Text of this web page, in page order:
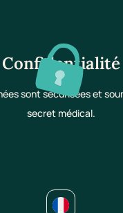
Confidentialité
sont sécurisées et
secret médical.